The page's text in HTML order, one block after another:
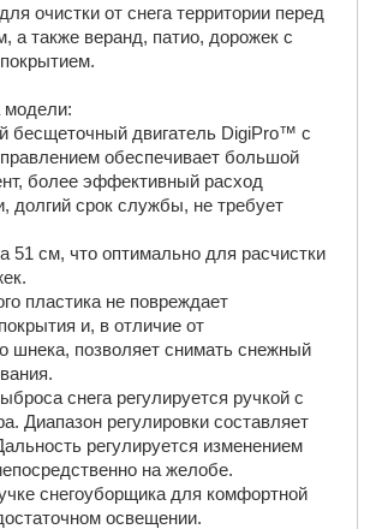
очистки от снега территории перед
а также веранд, патио, дорожек с
бесщеточный двигатель DigiPro™ с
обеспечивает большой
более эффективный расход
долгий срок службы, не требует
51 см, что оптимально для расчистки
пластика не повреждает
и, в отличие от
шнека, позволяет снимать снежный
снега регулируется ручкой с
Диапазон регулировки составляет
регулируется изменением
на желобе.
снегоуборщика для комфортной
освещении.